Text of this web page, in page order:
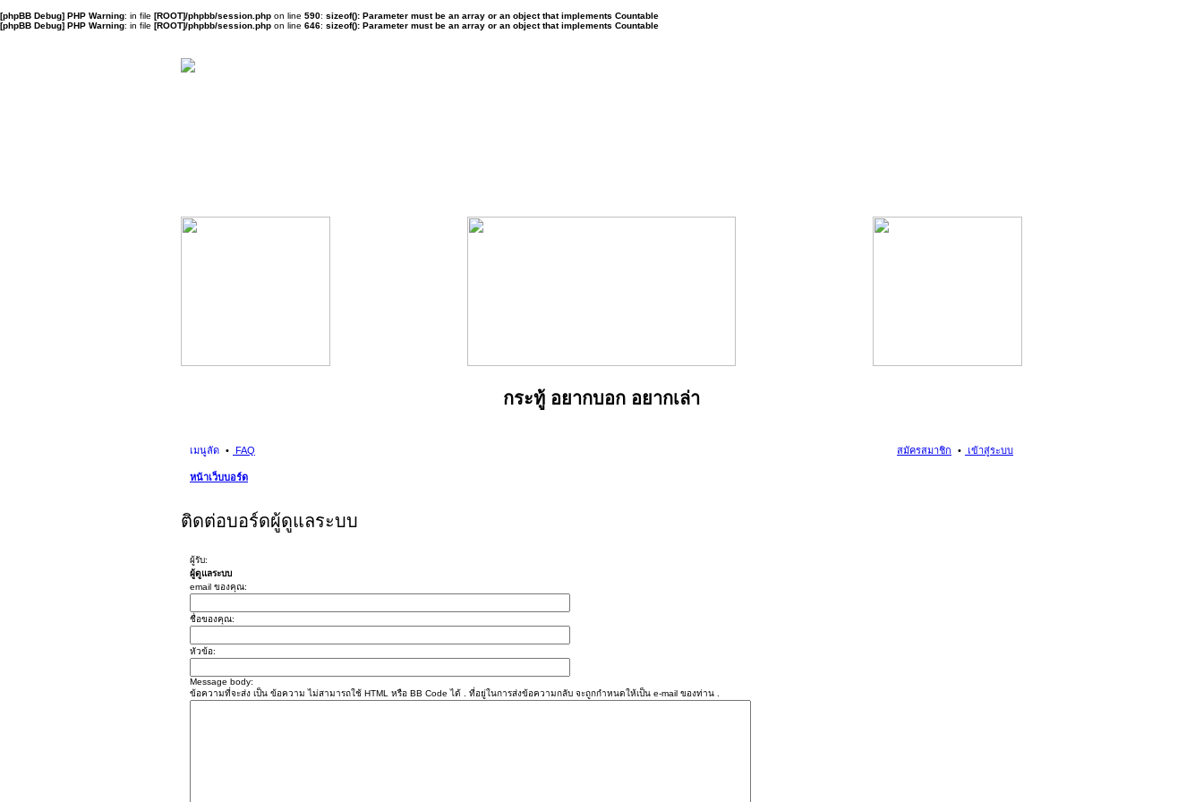
[phpBB Debug] PHP Warning: in file [ROOT]/phpbb/session.php on line 590: sizeof(): Parameter must be an array or an object that implements Countable
[phpBB Debug] PHP Warning: in file [ROOT]/phpbb/session.php on line 646: sizeof(): Parameter must be an array or an object that implements Countable
กระทู้ อยากบอก อยากเล่า
เมนูลัด FAQ เข้าสู่ระบบ
สมัครสมาชิก
หน้าเว็บบอร์ด
ติดต่อบอร์ดผู้ดูแลระบบ
ผู้รับ:
ผู้ดูแลระบบ
email ของคุณ:
ชื่อของคุณ:
หัวข้อ:
Message body:
ข้อความที่จะส่ง เป็น ข้อความ ไม่สามารถใช้ HTML หรือ BB Code ได้ . ที่อยู่ในการส่งข้อความกลับ จะถูกกำหนดให้เป็น e-mail ของท่าน .